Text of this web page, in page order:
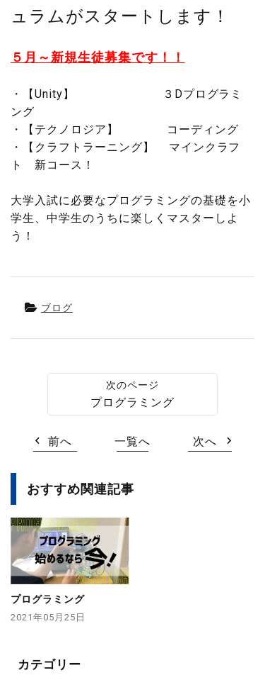
ュラムがスタートします！
５月～新規生徒募集です！！
・【Unity】 ３Dプログラミ
ング
・【テクノロジア】 コーディング
・【クラフトラーニング】 マインクラフ
ト 新コース！
大学入試に必要なプログラミングの基礎を小
学生、中学生のうちに楽しくマスターしよ
う！
ブログ
プログラミング
前へ 一覧へ 次へ
おすすめ関連記事
プログラミング
2021年05月25日
カテゴリー